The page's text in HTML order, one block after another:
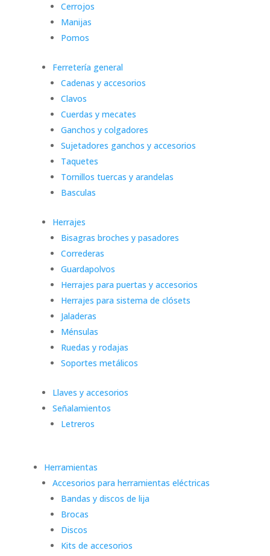
Cerrojos
Manijas
Pomos
Ferretería general
Cadenas y accesorios
Clavos
Cuerdas y mecates
Ganchos y colgadores
Sujetadores ganchos y accesorios
Taquetes
Tornillos tuercas y arandelas
Basculas
Herrajes
Bisagras broches y pasadores
Correderas
Guardapolvos
Herrajes para puertas y accesorios
Herrajes para sistema de clósets
Jaladeras
Ménsulas
Ruedas y rodajas
Soportes metálicos
Llaves y accesorios
Señalamientos
Letreros
Herramientas
Accesorios para herramientas eléctricas
Bandas y discos de lija
Brocas
Discos
Kits de accesorios